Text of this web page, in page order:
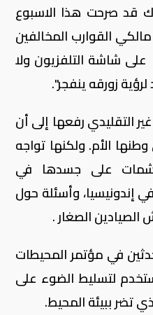
قد صرحت هذا الاسبوع
القوارب المخالفين
شاشة التلفزيون ولا
زورقه ينفجر".
التقليدي رفعها إلى أن
الأم. ولكنها تواجه
وشمات على جسدها في
إندونيسيا، وأسئلة حول
الصغار .
في مؤتمر المحيطات
لتسليط الضوء على
تضر ببيئة المحيط.